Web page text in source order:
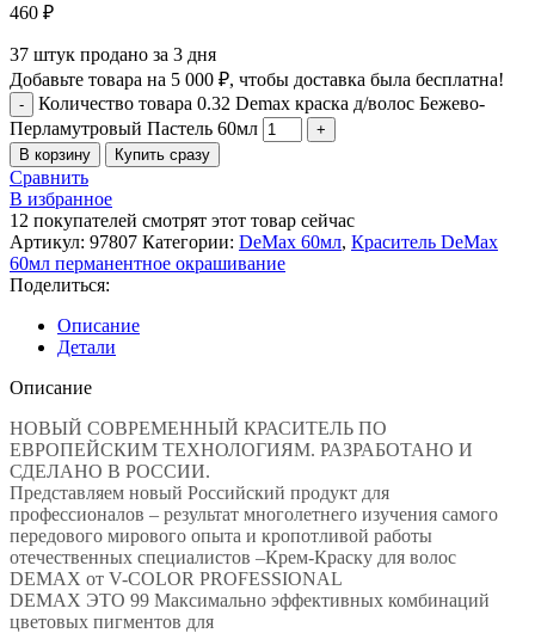
460 ₽
37 штук продано за 3 дня
Добавьте товара на 5 000 ₽, чтобы доставка была бесплатна!
Количество товара 0.32 Demax краска д/волос Бежево-
Перламутровый Пастель 60мл
В корзину Купить сразу
Сравнить
В избранное
12 покупателей смотрят этот товар сейчас
Артикул: 97807 Категории: DeMax 60мл, Краситель DeMax
60мл перманентное окрашивание
Поделиться:
Описание
Детали
Описание
НОВЫЙ СОВРЕМЕННЫЙ КРАСИТЕЛЬ ПО
ЕВРОПЕЙСКИМ ТЕХНОЛОГИЯМ. РАЗРАБОТАНО И
СДЕЛАНО В РОССИИ.
Представляем новый Российский продукт для
профессионалов – результат многолетнего изучения самого
передового мирового опыта и кропотливой работы
отечественных специалистов –Крем-Краску для волос
DEMAX от V-COLOR PROFESSIONAL
DEMAX ЭТО 99 Максимально эффективных комбинаций
цветовых пигментов для